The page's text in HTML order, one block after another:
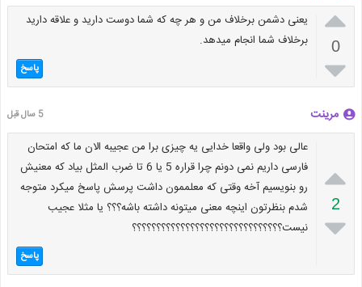

0

یعنی دشمن برخلاف من و هر چه که شما دوست دارید و علاقه دارید
برخلاف شما انجام میدهد.
پاسخ
مرینت 5 سال قبل

2

عالی بود ولی واقعا خدایی یه چیزی برا من عجیبه الان ما که امتحان
فارسی داریم نمی دونم چرا قراره 5 یا 6 تا ضرب المثل بیاد که معنیش
رو بنویسیم آخه وقتی که معلممون داشت پرسش پاسخ میکرد متوجه
شدم بنظرتون اینچه معنی میتونه داشته باشه؟؟؟ یا مثلا عجیب
نیست؟؟؟؟؟؟؟؟؟؟؟؟؟؟؟؟؟؟؟؟؟؟؟؟؟؟؟؟؟؟؟
پاسخ